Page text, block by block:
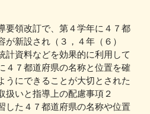
要領改訂で、第４学年に４７都
新設され（３，４年（６）
計資料などを効果的に利用して
４７都道府県の名称と位置を確
うにできることが大切とされた
扱いと指導上の配慮事項２
した４７都道府県の名称や位置